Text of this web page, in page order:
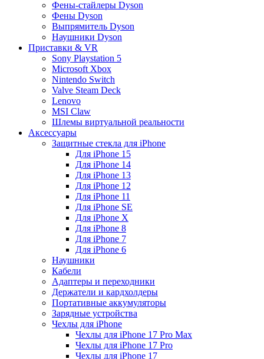
Фены-стайлеры Dyson
Фены Dyson
Выпрямитель Dyson
Наушники Dyson
Приставки & VR
Sony Playstation 5
Microsoft Xbox
Nintendo Switch
Valve Steam Deck
Lenovo
MSI Claw
Шлемы виртуальной реальности
Аксессуары
Защитные стекла для iPhone
Для iPhone 15
Для iPhone 14
Для iPhone 13
Для iPhone 12
Для iPhone 11
Для iPhone SE
Для iPhone X
Для iPhone 8
Для iPhone 7
Для iPhone 6
Наушники
Кабели
Адаптеры и переходники
Держатели и кардхолдеры
Портативные аккумуляторы
Зарядные устройства
Чехлы для iPhone
Чехлы для iPhone 17 Pro Max
Чехлы для iPhone 17 Pro
Чехлы для iPhone 17